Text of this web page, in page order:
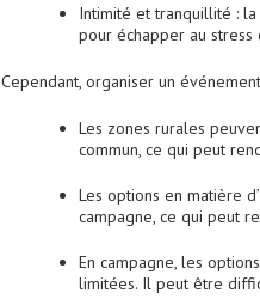
Intimité et tranquillité :
pour échapper au stress
Cependant, organiser un
Les zones rurales
commun, ce qui peut
Les options en matière
campagne, ce qui peut
En campagne, les
limitées. Il peut être